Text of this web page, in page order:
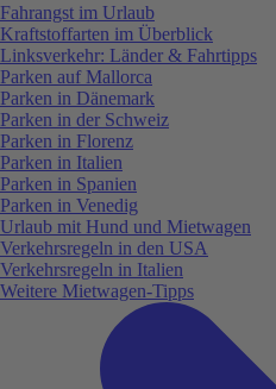
Fahrangst im Urlaub
Kraftstoffarten im Überblick
Linksverkehr: Länder & Fahrtipps
Parken auf Mallorca
Parken in Dänemark
Parken in der Schweiz
Parken in Florenz
Parken in Italien
Parken in Spanien
Parken in Venedig
Urlaub mit Hund und Mietwagen
Verkehrsregeln in den USA
Verkehrsregeln in Italien
Weitere Mietwagen-Tipps